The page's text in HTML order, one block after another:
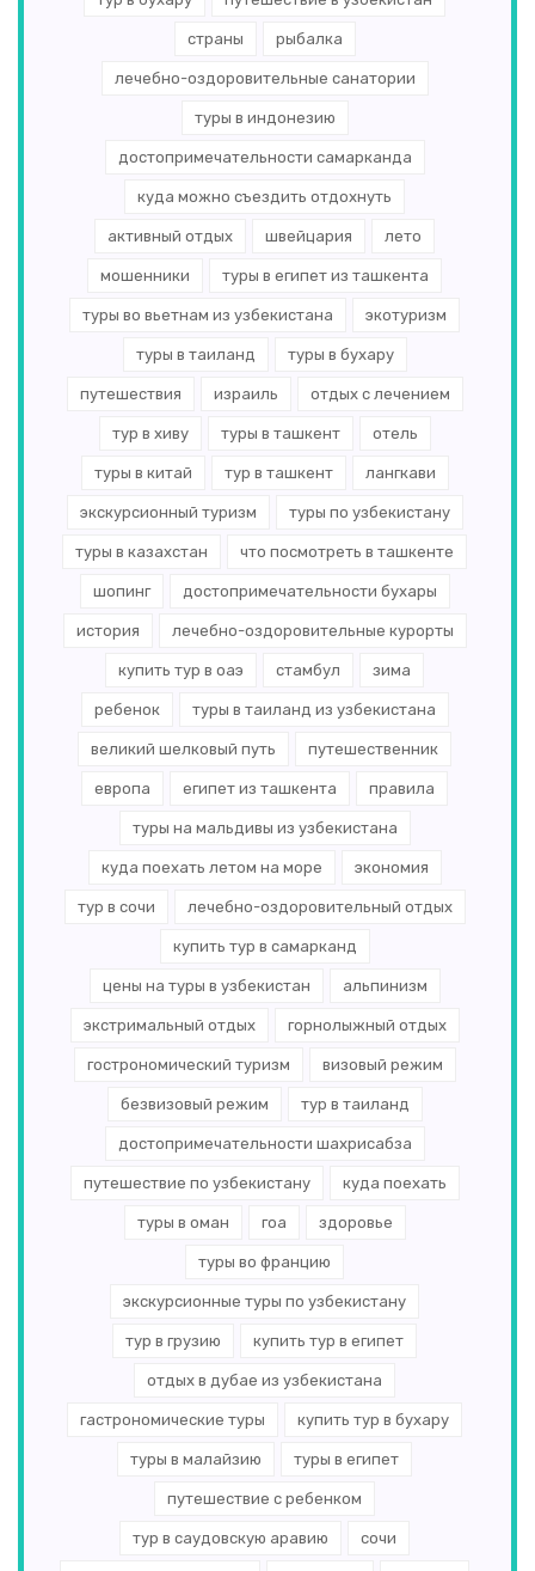
страны рыбалка
лечебно-оздоровительные санатории
туры в индонезию
достопримечательности самарканда
куда можно съездить отдохнуть
активный отдых швейцария лето
мошенники туры в египет из ташкента
туры во вьетнам из узбекистана экотуризм
туры в таиланд туры в бухару
путешествия израиль отдых с лечением
тур в хиву туры в ташкент отель
туры в китай тур в ташкент лангкави
экскурсионный туризм туры по узбекистану
туры в казахстан что посмотреть в ташкенте
шопинг достопримечательности бухары
история лечебно-оздоровительные курорты
купить тур в оаэ стамбул зима
ребенок туры в таиланд из узбекистана
великий шелковый путь путешественник
европа египет из ташкента правила
туры на мальдивы из узбекистана
куда поехать летом на море экономия
тур в сочи лечебно-оздоровительный отдых
купить тур в самарканд
цены на туры в узбекистан альпинизм
экстримальный отдых горнолыжный отдых
гострономический туризм визовый режим
безвизовый режим тур в таиланд
достопримечательности шахрисабза
путешествие по узбекистану куда поехать
туры в оман гоа здоровье
туры во францию
экскурсионные туры по узбекистану
тур в грузию купить тур в египет
отдых в дубае из узбекистана
гастрономические туры купить тур в бухару
туры в малайзию туры в египет
путешествие с ребенком
тур в саудовскую аравию сочи